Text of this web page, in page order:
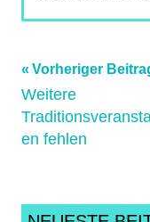
Schlagwörter:
dmstrasse,
raddm ,
Vorheriger
Weitere
en fehlen